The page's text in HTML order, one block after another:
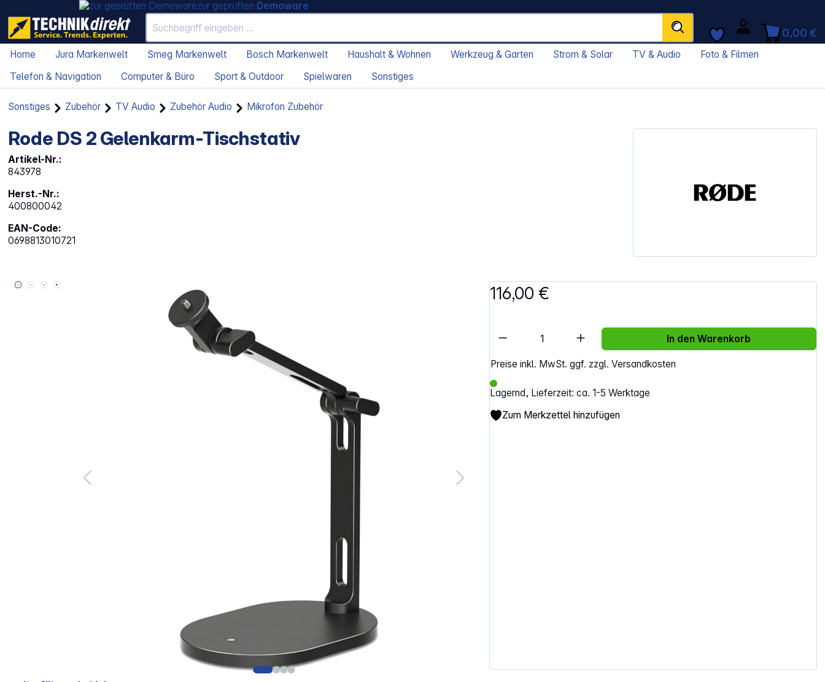
zur geprüften Demoware
0,00 €
Home Jura Markenwelt Smeg Markenwelt Bosch Markenwelt Haushalt & Wohnen Werkzeug & Garten Strom & Solar TV & Audio
Foto & Filmen
Telefon & Navigation
Computer & Büro Sport & Outdoor Spielwaren Sonstiges
Sonstiges Zubehör TV Audio Zubehör Audio Mikrofon Zubehör
Rode DS 2 Gelenkarm-Tischstativ
Artikel-Nr.:
843978
Herst.-Nr.:
400800042
EAN-Code:
0698813010721
Bildergalerie überspringen 116,00 €
Preise inkl. MwSt. ggf. zzgl. Versandkosten
Lagernd, Lieferzeit: ca. 1-5 Werktage
Artikel Anzahl: Gib den gewünschten Wert ein
In den Warenkorb
Zum Merkzettel hinzufügen